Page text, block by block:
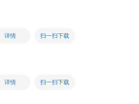
详情 扫一扫下载
详情 扫一扫下载